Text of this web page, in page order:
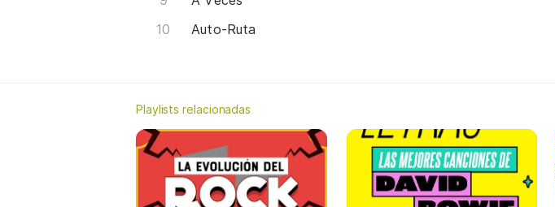
Auto-Ruta
Playlists relacionadas